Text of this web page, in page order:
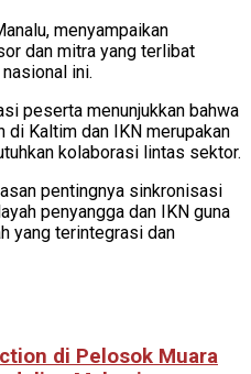
menyampaikan
dan mitra yang terlibat
ini.
peserta menunjukkan bahwa
di Kaltim dan IKN merupakan
kolaborasi lintas sektor.
pentingnya sinkronisasi
penyangga dan IKN guna
yang terintegrasi dan
di Pelosok Muara